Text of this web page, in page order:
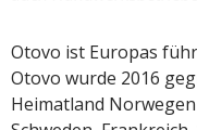
Otovo ist Europas
Otovo wurde 2016
Heimatland